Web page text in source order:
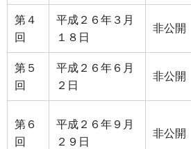
第４
回
平成２６年３月
１８日
非公開
第５
回
平成２６年６月
２日
非公開
第６
回
平成２６年９月
２９日
非公開